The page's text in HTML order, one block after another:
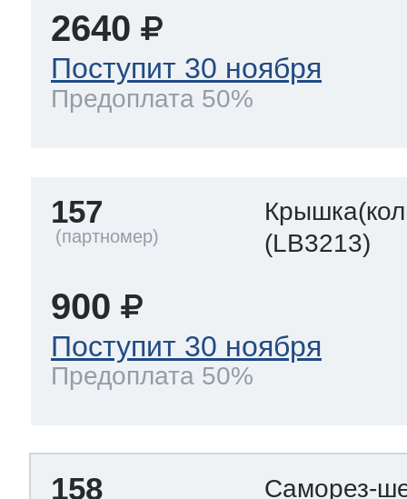
2640
Поступит 30 ноября
Предоплата 50%
157
(LB3213)
900
Поступит 30 ноября
Предоплата 50%
158 Саморез-